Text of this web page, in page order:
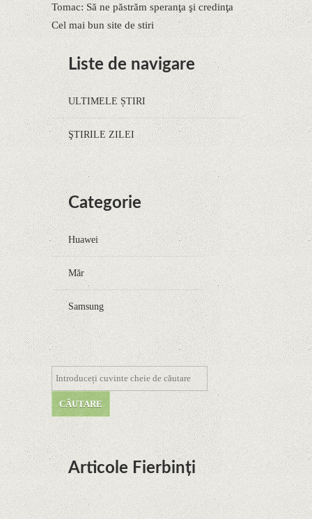
Tomac: Să ne păstrăm speranţa şi credinţa
Cel mai bun site de stiri
Liste de navigare
ULTIMELE ȘTIRI
ŞTIRILE ZILEI
Categorie
Huawei
Măr
Samsung
Articole Fierbinți
Dota Anime venind la Netflix în această lună de